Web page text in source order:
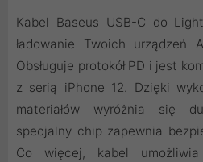
Kabel Baseus USB-C do
ładowanie Twoich urządzeń
Obsługuje protokół PD i jest
z serią iPhone 12. Dzięki
materiałów wyróżnia się
specjalny chip zapewnia
Co więcej, kabel umożliwia